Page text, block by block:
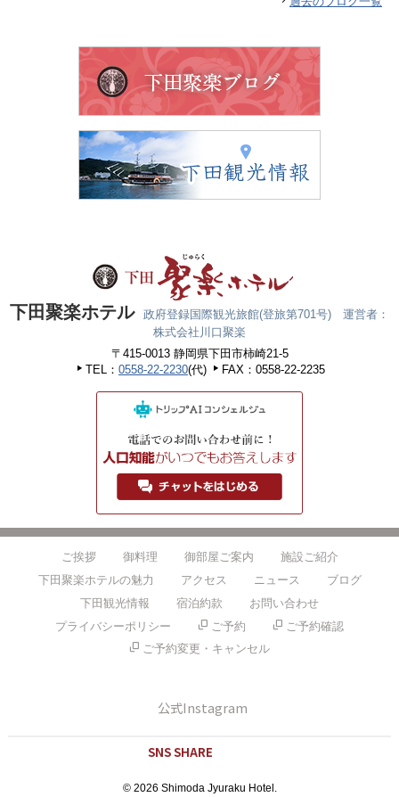
下田聚楽ホテル
政府登録国際観光旅館(登旅第701号) 運営者：
株式会社川口聚楽
〒415-0013 静岡県下田市柿崎21-5
TEL： 0558-22-2230(代) FAX：0558-22-2235
ご挨拶 御料理 御部屋ご案内
施設ご紹介
下田聚楽ホテルの魅力
アクセス ニュース
ブログ
下田観光情報
宿泊約款
お問い合わせ
プライバシーポリシー
ご予約
ご予約確認
ご予約変更・キャンセル
公式Instagram
SNS SHARE
© 2026 Shimoda Jyuraku Hotel.